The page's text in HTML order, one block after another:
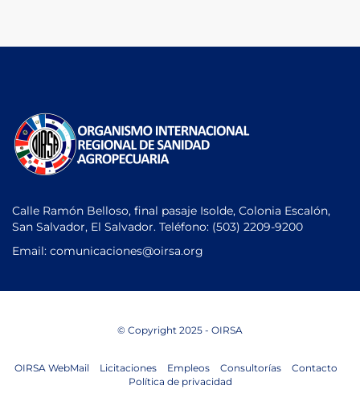
Calle Ramón Belloso, final pasaje Isolde, Colonia Escalón,
San Salvador, El Salvador. Teléfono: (503) 2209-9200
Email: comunicaciones@oirsa.org
© Copyright 2025 - OIRSA
OIRSA WebMail Licitaciones Empleos Consultorías
Contacto
Política de privacidad